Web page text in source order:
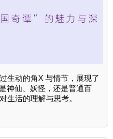
生动的角X 与情节，展现了
神仙、妖怪，还是普通百
生活的理解与思考。